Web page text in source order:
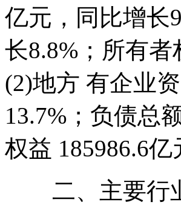
亿元，同比增长
长8.8%；所有者
(2)地方 有企业
13.7%；负债总
权益 185986.6
二、主要行